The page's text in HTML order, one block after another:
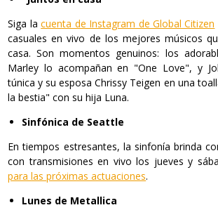
Siga lacuenta de Instagram de Global Citizen
casuales en vivo de los mejores músicos
casa. Son momentos genuinos: los
Marley lo acompañan en "One Love", y
túnica y su esposa Chrissy Teigen en una
la bestia" con su hija Luna.
Sinfónica de Seattle
En tiempos estresantes, la sinfonía brinda
con transmisiones en vivo los jueves y
para las próximas actuaciones.
Lunes de Metallica